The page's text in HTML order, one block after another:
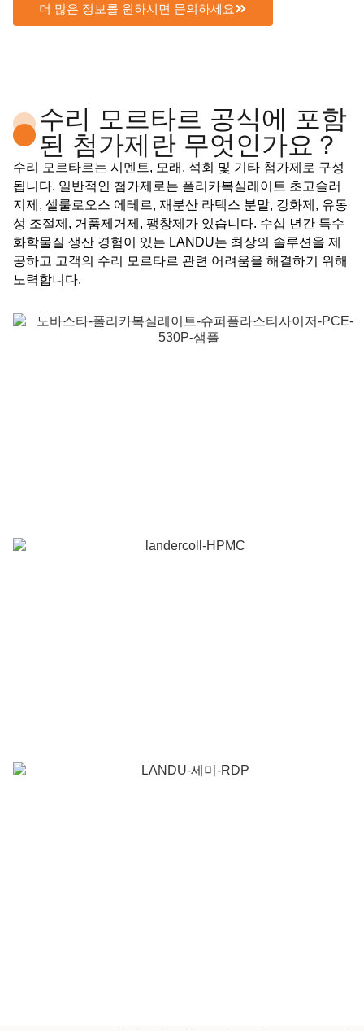
더 많은 정보를 원하시면 문의하세요
수리 모르타르 공식에 포함
된 첨가제란 무엇인가요？
수리 모르타르는 시멘트, 모래, 석회 및 기타 첨가제로 구성
됩니다. 일반적인 첨가제로는 폴리카복실레이트 초고슬러
지제, 셀룰로오스 에테르, 재분산 라텍스 분말, 강화제, 유동
성 조절제, 거품제거제, 팽창제가 있습니다. 수십 년간 특수
화학물질 생산 경험이 있는 LANDU는 최상의 솔루션을 제
공하고 고객의 수리 모르타르 관련 어려움을 해결하기 위해
노력합니다.